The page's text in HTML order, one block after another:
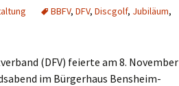
BBFV, DFV, Discgolf, Jubiläum,
(DFV) fei­er­te am 8. Novem­ber
im Bür­ger­haus Bens­heim-